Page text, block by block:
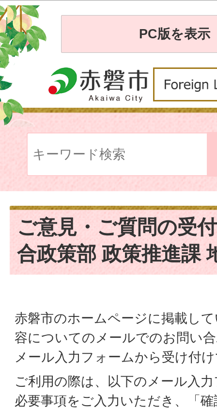
PC版を表示
ご意見・ご質問の受
合政策部 政策推進課
赤磐市のホームページに掲載し
容についてのメールでのお問い
メール入力フォームから受け付
ご利用の際は、以下のメール入
必要事項をご入力いただき、「